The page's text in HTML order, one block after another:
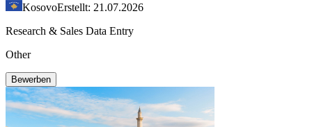
KosovoErstellt: 21.07.2026
Research & Sales Data Entry
Other
Bewerben